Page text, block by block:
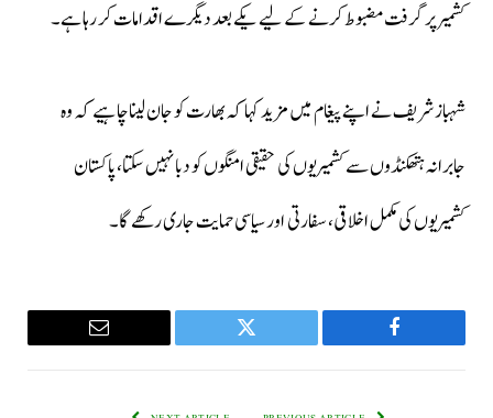
کشمیر پر گرفت مضبوط کرنے کے لیے یکے بعد دیگرے اقدامات کر رہا ہے۔
شہباز شریف نے اپنے پیغام میں مزید کہا کہ بھارت کو جان لینا چاہیے کہ وہ
جابرانہ ہتھکنڈوں سے کشمیریوں کی حقیقی امنگوں کو دبا نہیں سکتا، پاکستان
کشمیریوں کی مکمل اخلاقی، سفارتی اور سیاسی حمایت جاری رکھے گا۔
Facebook
Twitter
Email